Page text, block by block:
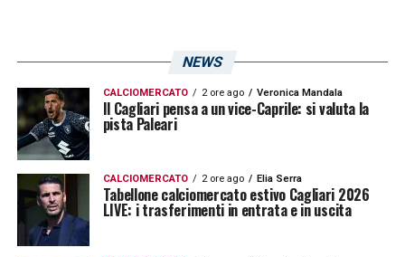
NEWS
CALCIOMERCATO 2 ore ago Veronica Mandala
Il Cagliari pensa a un vice-Caprile: si valuta la
pista Paleari
CALCIOMERCATO 2 ore ago Elia Serra
Tabellone calciomercato estivo Cagliari 2026
LIVE: i trasferimenti in entrata e in uscita